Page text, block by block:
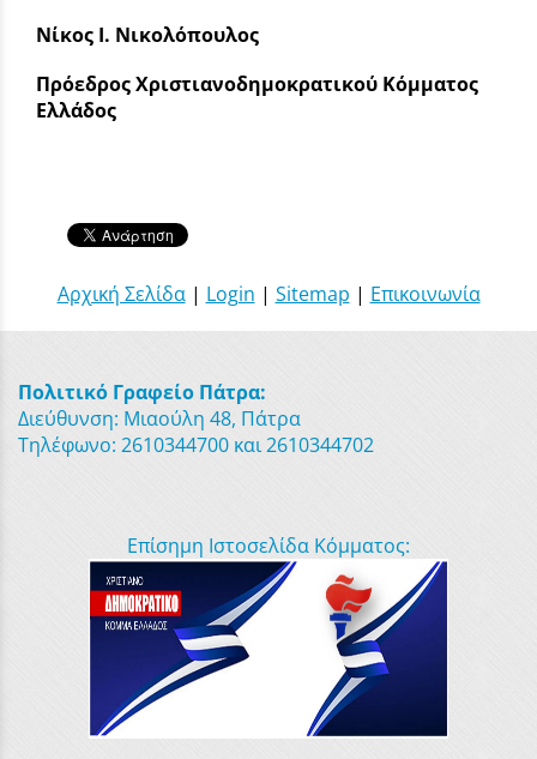
Νίκος Ι. Νικολόπουλος
Πρόεδρος Χριστιανοδημοκρατικού Κόμματος
Ελλάδος
Αρχική Σελίδα| Login | Sitemap | Επικοινωνία
Πολιτικό Γραφείο Πάτρα:
Διεύθυνση: Μιαούλη 48, Πάτρα
Τηλέφωνο: 2610344700 και 2610344702
Επίσημη Ιστοσελίδα Κόμματος: